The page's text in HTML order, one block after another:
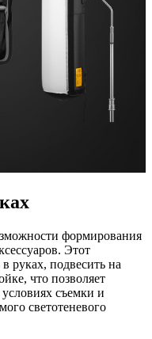
формирования
Этот
руках, подвесить на
что позволяет
съемки и
светотеневого